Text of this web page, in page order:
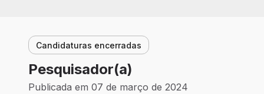
Candidaturas encerradas
Pesquisador(a)
Publicada em 07 de março de 2024